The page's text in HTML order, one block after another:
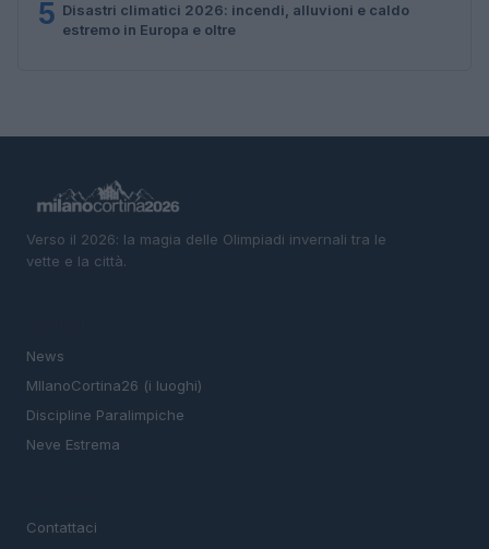
5 Disastri climatici 2026: incendi, alluvioni e caldo
estremo in Europa e oltre
Verso il 2026: la magia delle Olimpiadi invernali tra le
vette e la città.
News
MIlanoCortina26 (i luoghi)
Discipline Paralimpiche
Neve Estrema
Contattaci